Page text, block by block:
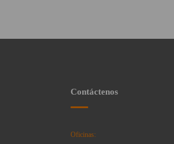
Contáctenos
Oficinas: